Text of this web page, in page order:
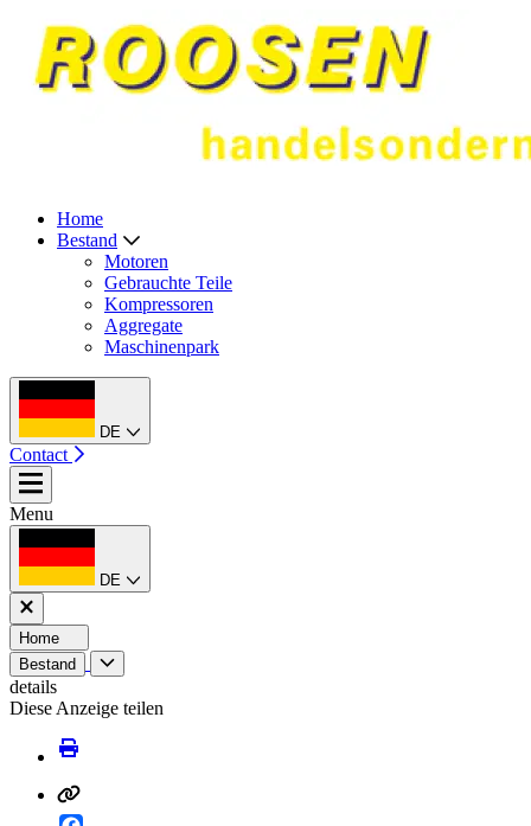
Home
Bestand
Motoren
Gebrauchte Teile
Kompressoren
Aggregate
Maschinenpark
DE
Contact
Menu
DE
Home
Bestand
details
Diese Anzeige teilen